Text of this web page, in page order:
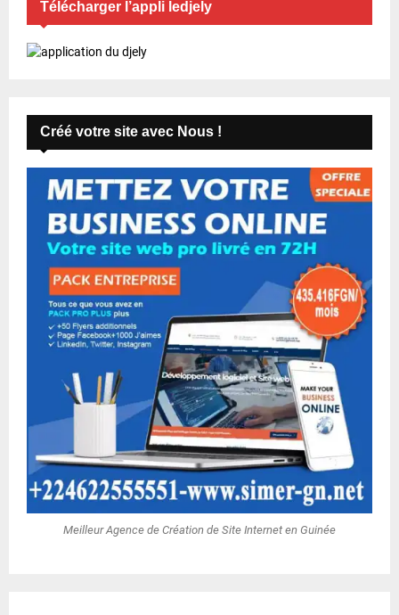
Télécharger l’appli ledjely
Créé votre site avec Nous !
Meilleur Agence de Création de Site Internet en Guinée